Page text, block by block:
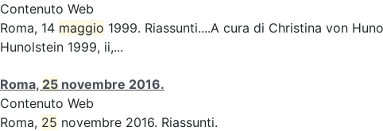
Contenuto Web
Roma, 14 maggio 1999. Riassunti....A cura di Christina von
Hunolstein 1999, ii,...
Roma, 25 novembre 2016.
Contenuto Web
Roma, 25 novembre 2016. Riassunti.